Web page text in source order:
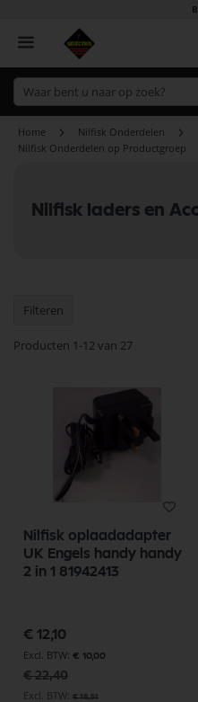
Home
Nilfisk Onderdelen
Nilfisk Onderdelen op Productgroep
Nilfisk laders en
Producten 1 -12van 27
Nilfisk oplaadadapter
UK Engels handy handy
2 in 1 81942413
Speciale
prijs
€ 12,10
€ 10,00
€ 22,40
€ 18,51
Filteren